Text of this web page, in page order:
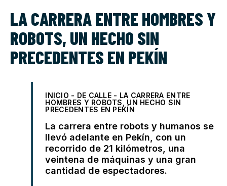
LA CARRERA ENTRE HOMBRES Y
ROBOTS, UN HECHO SIN
PRECEDENTES EN PEKÍN
INICIO - DE CALLE - LA CARRERA ENTRE
HOMBRES Y ROBOTS, UN HECHO SIN
PRECEDENTES EN PEKÍN
La carrera entre robots y humanos se
llevó adelante en Pekín, con un
recorrido de 21 kilómetros, una
veintena de máquinas y una gran
cantidad de espectadores.